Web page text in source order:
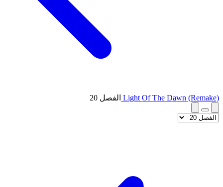
Light Of The Dawn (Remake) الفصل 20